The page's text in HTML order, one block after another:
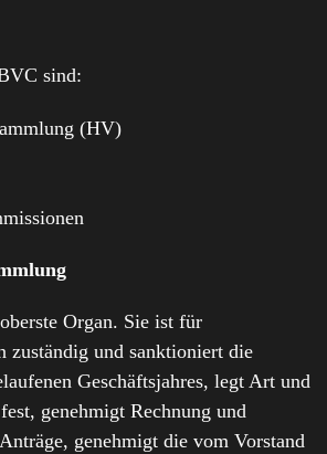
sind:
(HV)
Organ. Sie ist für
zuständig und sanktioniert die
Geschäftsjahres, legt Art und
genehmigt Rechnung und
genehmigt die vom Vorstand